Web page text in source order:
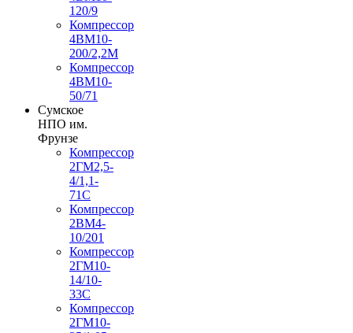
120/9
Компрессор
4ВМ10-
200/2,2М
Компрессор
4ВМ10-
50/71
Сумское
НПО им.
Фрунзе
Компрессор
2ГМ2,5-
4/1,1-
71С
Компрессор
2ВМ4-
10/201
Компрессор
2ГМ10-
14/10-
33С
Компрессор
2ГМ10-